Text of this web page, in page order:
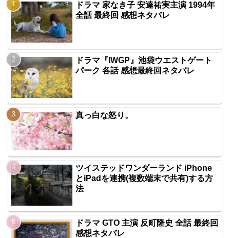
ドラマ 家なき子 安達祐実主演 1994年
全話 最終回 感想ネタバレ
ドラマ『IWGP』池袋ウエストゲート
パーク 各話 感想最終回ネタバレ
真っ白な怒り。
ツイステッドワンダーランド iPhone
とiPadを連携(複数端末で共有)する方
法
ドラマ GTO 主演 反町隆史 全話 最終回
感想ネタバレ